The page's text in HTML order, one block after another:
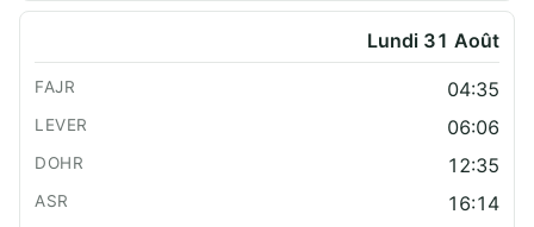
Lundi 31 Août
04:35
06:06
12:35
16:14